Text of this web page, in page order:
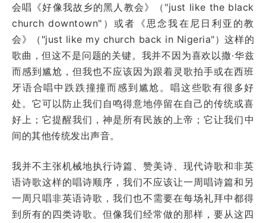
会唱《好像我故乡的黑人教会》（"just like the black
church downtown"）或者《思念我在尼日利亚的教
会》（"just like my church back in Nigeria"）这样的
歌曲，但这不是问题的关键。我并不因为喜欢以撒·华兹
而感到尴尬，但我也不应该因为跟着灵歌拍手或在西班
牙语合唱中跌跌撞撞而感到尴尬。唱这些歌有很多好
处。它可以防止我们自鸣得意地停留在自己的传统或喜
好上；它提醒我们，神是所有民族的上帝；它让我们中
间的其他传统发出声音。
我并不主张机械地执行诗篇、赞美诗、现代诗歌和非英
语诗歌这样的唱诗顺序，我们不应该让一周唱诗篇和另
一周只唱非英语诗歌，我们也不需要在每场礼拜中都得
到所有的四类诗歌。但像我们经常做的那样，要从这四